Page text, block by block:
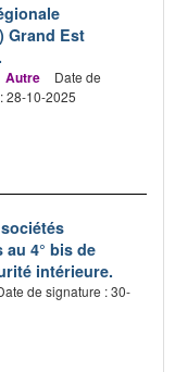
Grand Est
Autre
Date de
28-10-2025
4° bis de
intérieure.
de signature : 30-